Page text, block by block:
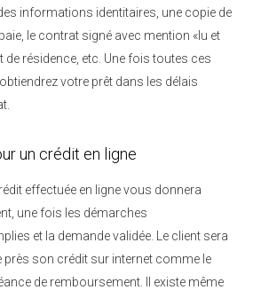
informations identitaires, une copie de
le contrat signé avec mention «lu et
de résidence, etc. Une fois toutes ces
votre prêt dans les délais
un crédit en ligne
effectuée en ligne vous donnera
une fois les démarches
et la demande validée. Le client sera
près son crédit sur internet comme le
de remboursement. Il existe même